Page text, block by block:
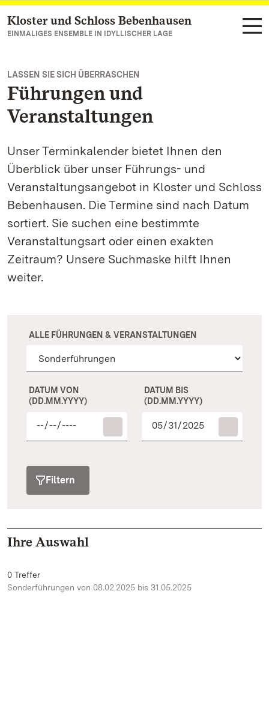
Zum Hauptinhalt springen
Kloster und Schloss Bebenhausen
EINMALIGES ENSEMBLE IN IDYLLISCHER LAGE
LASSEN SIE SICH ÜBERRASCHEN
Führungen und
Veranstaltungen
Unser Terminkalender bietet Ihnen den
Überblick über unser Führungs- und
Veranstaltungsangebot in Kloster und Schloss
Bebenhausen. Die Termine sind nach Datum
sortiert. Sie suchen eine bestimmte
Veranstaltungsart oder einen exakten
Zeitraum? Unsere Suchmaske hilft Ihnen
weiter.
ALLE FÜHRUNGEN & VERANSTALTUNGEN
DATUM VON
(DD.MM.YYYY)
DATUM BIS
(DD.MM.YYYY)
Filtern
Ihre Auswahl
0 Treffer
Sonderführungen von 08.02.2025 bis 31.05.2025